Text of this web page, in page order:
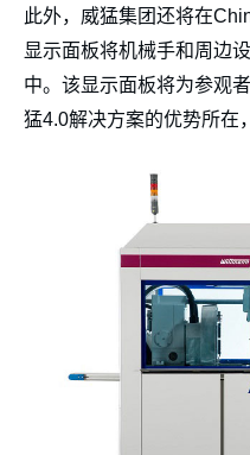
此外，威猛集团还将在
显示面板将机械手和周边
中。该显示面板将为参观
猛4.0解决方案的优势所在